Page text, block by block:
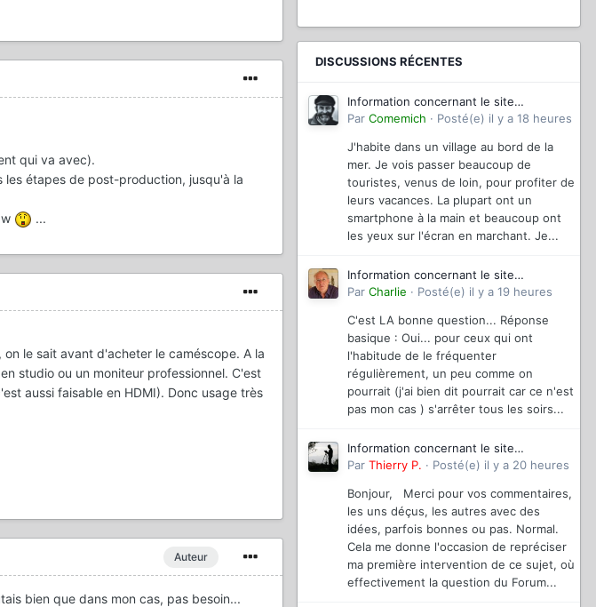
qui va avec).
étapes de post-production, jusqu'à la
...
le sait avant d'acheter le caméscope. A la
studio ou un moniteur professionnel. C'est
aussi faisable en HDMI). Donc usage très
Auteur
bien que dans mon cas, pas besoin...
DISCUSSIONS RÉCENTES
Information concernant le site
magazinevideo
Par Comemich · Posté(e) il y a 18 heures
J'habite dans un village au bord de la
mer. Je vois passer beaucoup de
touristes, venus de loin, pour profiter de
leurs vacances. La plupart ont un
smartphone à la main et beaucoup ont
les yeux sur l'écran en marchant. Je...
Information concernant le site
magazinevideo
Par Charlie · Posté(e) il y a 19 heures
C'est LA bonne question... Réponse
basique : Oui... pour ceux qui ont
l'habitude de le fréquenter
régulièrement, un peu comme on
pourrait (j'ai bien dit pourrait car ce n'est
pas mon cas ) s'arrêter tous les soirs...
Information concernant le site
magazinevideo
Par Thierry P. · Posté(e) il y a 20 heures
Bonjour, Merci pour vos commentaires,
les uns déçus, les autres avec des
idées, parfois bonnes ou pas. Normal.
Cela me donne l'occasion de repréciser
ma première intervention de ce sujet, où
effectivement la question du Forum...